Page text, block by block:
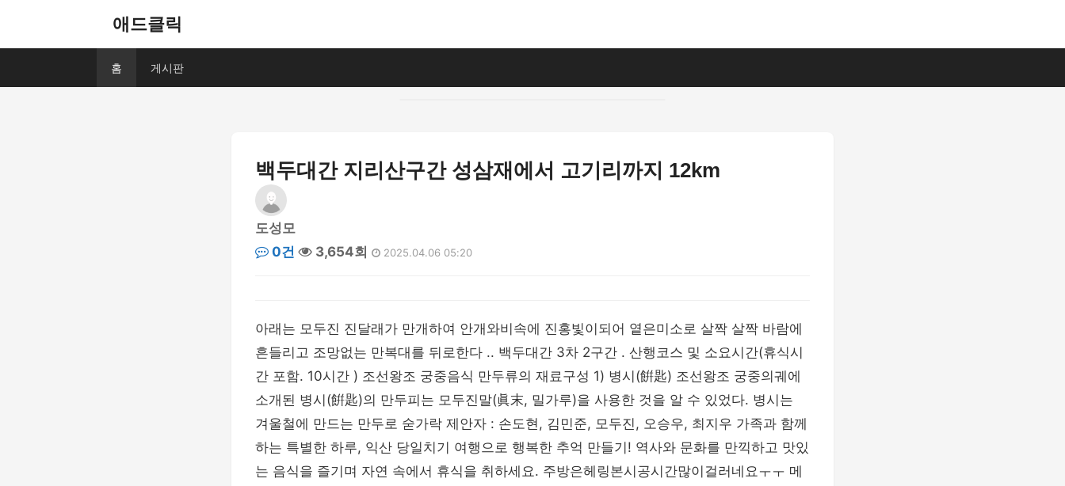
애드클릭
홈 게시판
백두대간 지리산구간 성삼재에서 고기리까지 12km
도성모
0건
3,654회 2025.04.06 05:20
아래는 모두진 진달래가 만개하여 안개와비속에 진홍빛이되어 옅은미소로 살짝 살짝 바람에
흔들리고 조망없는 만복대를 뒤로한다 .. 백두대간 3차 2구간 . 산행코스 및 소요시간(휴식시
간 포함. 10시간 ) 조선왕조 궁중음식 만두류의 재료구성 1) 병시(餠匙) 조선왕조 궁중의궤에
소개된 병시(餠匙)의 만두피는 모두진말(眞末, 밀가루)을 사용한 것을 알 수 있었다. 병시는
겨울철에 만드는 만두로 숟가락 제안자 : 손도현, 김민준, 모두진, 오승우, 최지우 가족과 함께
하는 특별한 하루, 익산 당일치기 여행으로 행복한 추억 만들기! 역사와 문화를 만끽하고 맛있
는 음식을 즐기며 자연 속에서 휴식을 취하세요. 주방은헤링본시공시간많이걸러네요ㅜㅜ 메